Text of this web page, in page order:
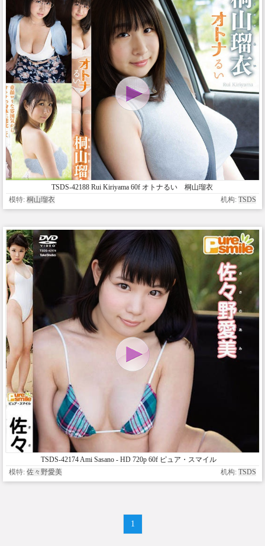
TSDS-42188 Rui Kiriyama 60f オトナるい 桐山瑠衣
模特: 桐山瑠衣 机构: TSDS
TSDS-42174 Ami Sasano - HD 720p 60f ピュア・スマイル
模特: 佐々野愛美 机构: TSDS
1